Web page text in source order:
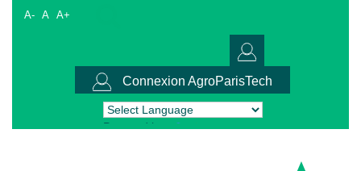
A- A A+
Connexion AgroParisTech
Powered by Translate